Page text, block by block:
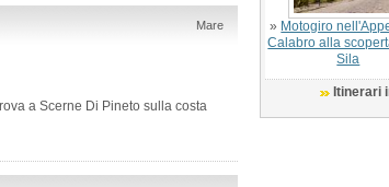
Mare
a Scerne Di Pineto sulla costa
» Motogiro
Calabro alla
Sila
Itinerari